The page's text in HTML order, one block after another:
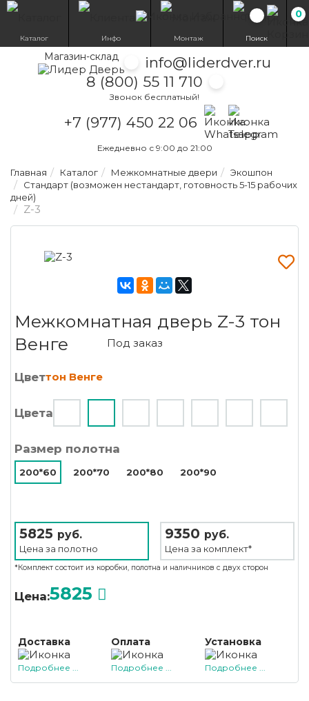
Магазин-склад
info@liderdver.ru
8 (800) 55 11 710
Звонок бесплатный!
+7 (977) 450 22 06
Написать на
Написать на
Ежедневно с 9:00 до 21:00
0
Каталог Инфо Монтаж Поиск
Главная Каталог Межкомнатные двери
Экошпон
Стандарт (возможен нестандарт, готовность 5-15 рабочих
дней)
Z-3
Межкомнатная дверь Z-3 тон
Венге
Под заказ
Цветтон Венге
Цвета
Размер полотна
200*60 200*70 200*80 200*90
5825 руб.
Цена за полотно
9350 руб.
Цена за комплект*
*Комплект состоит из коробки, полотна и наличников с двух сторон
Цена:5825
Доставка
Подробнее ...
Оплата
Подробнее ...
Установка
Подробнее ...